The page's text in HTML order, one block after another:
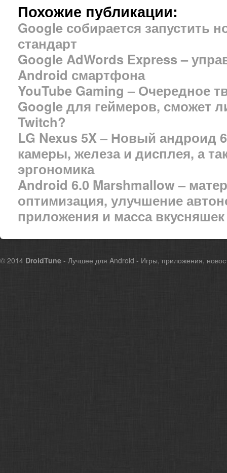
Похожие публикации:
Google собирается запустить
стандарт
Google AdWords Express –
Android смартфона
YouTube Gaming – Очередное
Google для геймеров, сможет
Twitch?
LG Nexus 5X – Новый андроид
камеры, железа и дисплея, а
эргономика
Android 6.0 Marshmallow –
оптимизация, улучшение
приложения и масса вкусняшек
© 2014 DroidTune - Лучшее для Android - Игры, приложения,